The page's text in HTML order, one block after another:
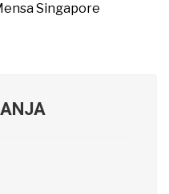
Singapore